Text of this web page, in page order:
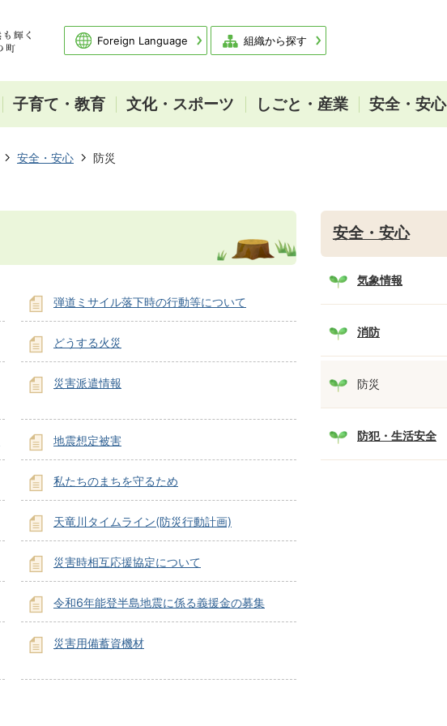
Foreign Language 組織から探す
子育て・教育 文化・スポーツ しごと・産業 安全・安心
安全・安心 防災
弾道ミサイル落下時の行動等について
どうする火災
災害派遣情報
地震想定被害
私たちのまちを守るため
天竜川タイムライン(防災行動計画)
災害時相互応援協定について
令和6年能登半島地震に係る義援金の募集
災害用備蓄資機材
安全・安心
気象情報
消防
防災
防犯・生活安全